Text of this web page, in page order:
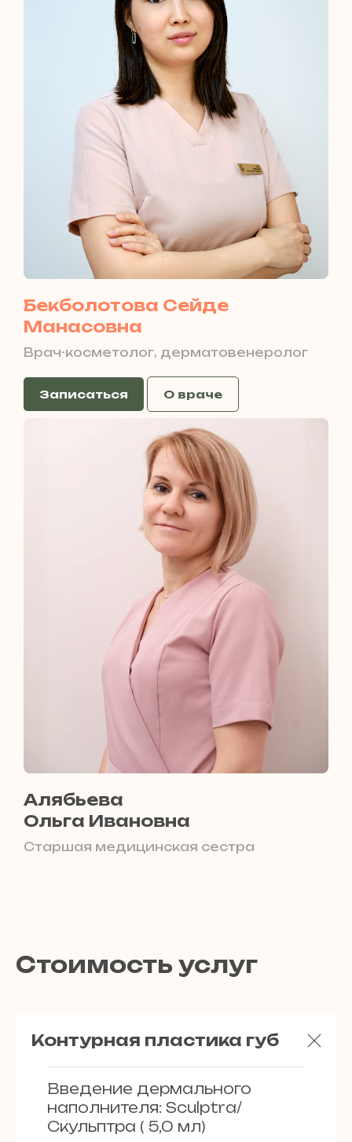
Бекболотова Сейде
Манасовна
Врач-косметолог, дерматовенеролог
Записаться О враче
Алябьева
Ольга Ивановна
Старшая медицинская сестра
Стоимость услуг
Контурная пластика губ
Введение дермального
наполнителя: Sculptra/
Скульптра ( 5,0 мл)